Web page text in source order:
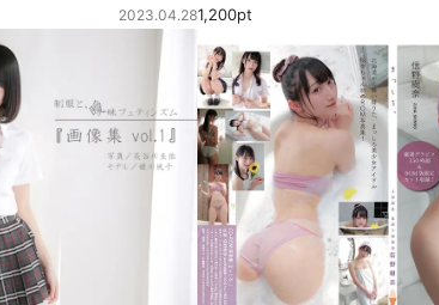
トベスト
スカート
レ
グバンド
制服ワンピース
チアリーダー
スパッツ
ガーリー ふりふり衣装
キャミソール 彼シャツ
着物
デニムスカート
ジーンズ
ウェディングドレス
レースリミテーション わんぱくスタイル
ミニスカ
2023.04.281,200pt